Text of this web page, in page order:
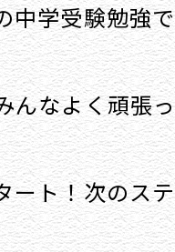
中学受験勉強
んなよく頑張
ート！次のス